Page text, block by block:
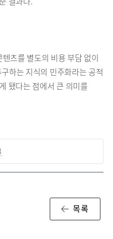
결과다.
츠를 별도의 비용 부담 없이
하는 지식의 민주화라는 공적
됐다는 점에서 큰 의미를
목록